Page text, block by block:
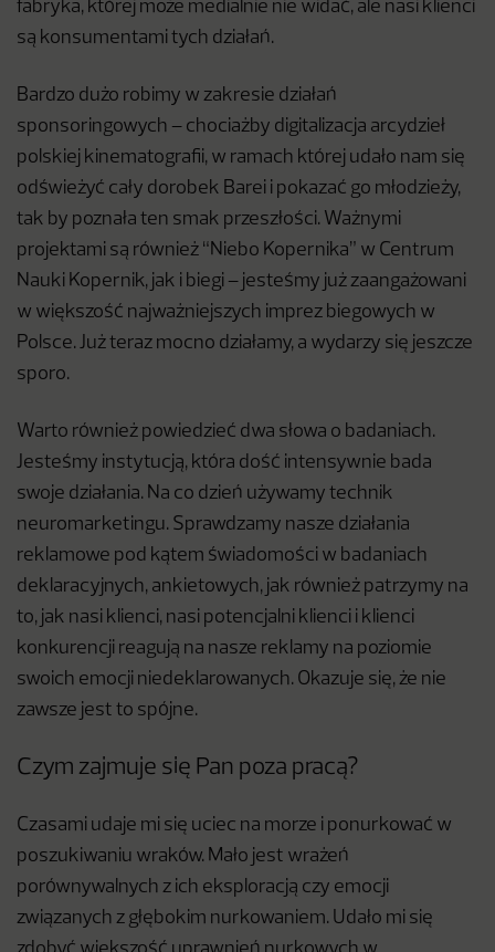
fabryka, której może medialnie nie widać, ale nasi klienci
są konsumentami tych działań.
Bardzo dużo robimy w zakresie działań
sponsoringowych – chociażby digitalizacja arcydzieł
polskiej kinematografii, w ramach której udało nam się
odświeżyć cały dorobek Barei i pokazać go młodzieży,
tak by poznała ten smak przeszłości. Ważnymi
projektami są również “Niebo Kopernika” w Centrum
Nauki Kopernik, jak i biegi – jesteśmy już zaangażowani
w większość najważniejszych imprez biegowych w
Polsce. Już teraz mocno działamy, a wydarzy się jeszcze
sporo.
Warto również powiedzieć dwa słowa o badaniach.
Jesteśmy instytucją, która dość intensywnie bada
swoje działania. Na co dzień używamy technik
neuromarketingu. Sprawdzamy nasze działania
reklamowe pod kątem świadomości w badaniach
deklaracyjnych, ankietowych, jak również patrzymy na
to, jak nasi klienci, nasi potencjalni klienci i klienci
konkurencji reagują na nasze reklamy na poziomie
swoich emocji niedeklarowanych. Okazuje się, że nie
zawsze jest to spójne.
Czym zajmuje się Pan poza pracą?
Czasami udaje mi się uciec na morze i ponurkować w
poszukiwaniu wraków. Mało jest wrażeń
porównywalnych z ich eksploracją czy emocji
związanych z głębokim nurkowaniem. Udało mi się